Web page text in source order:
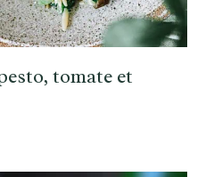
tomate et